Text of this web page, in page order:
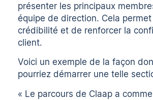
présenter les principaux
équipe de direction. Cela
crédibilité et de renforcer la
client.
Voici un exemple de la façon
pourriez démarrer une telle
« Le parcours de Claap a